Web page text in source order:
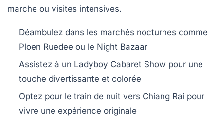
marche ou visites intensives.
Déambulez dans les marchés nocturnes comme
Ploen Ruedee ou le Night Bazaar
Assistez à un Ladyboy Cabaret Show pour une
touche divertissante et colorée
Optez pour le train de nuit vers Chiang Rai pour
vivre une expérience originale